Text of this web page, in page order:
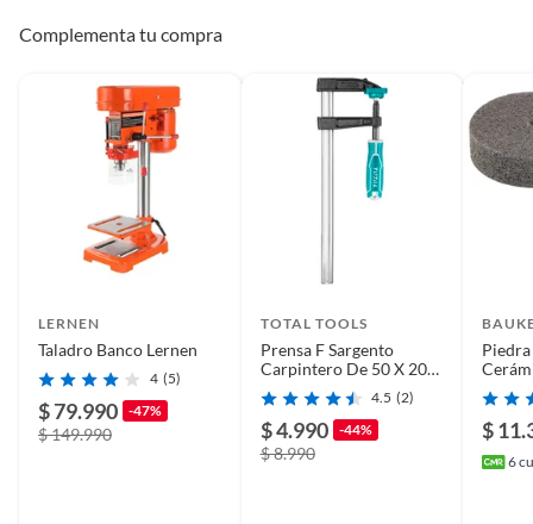
Complementa tu compra
LERNEN
Taladro Banco Lernen
4 (5)
$ 79.990 -47%
$ 149.990
TOTAL TOOLS
Prensa F Sargento
Carpintero De 50 X 200
Mm
4.5 (2)
$ 4.990 -44%
$ 8.990
$
6